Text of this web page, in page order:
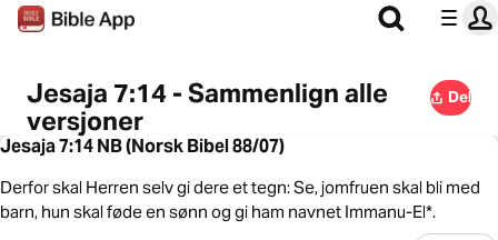
Jesaja 7:14 - Sammenlign alle
versjoner
Del
Jesaja 7:14 NB (Norsk Bibel 88/07)
Derfor skal Herren selv gi dere et tegn: Se, jomfruen skal bli med
barn, hun skal føde en sønn og gi ham navnet Immanu-El*.